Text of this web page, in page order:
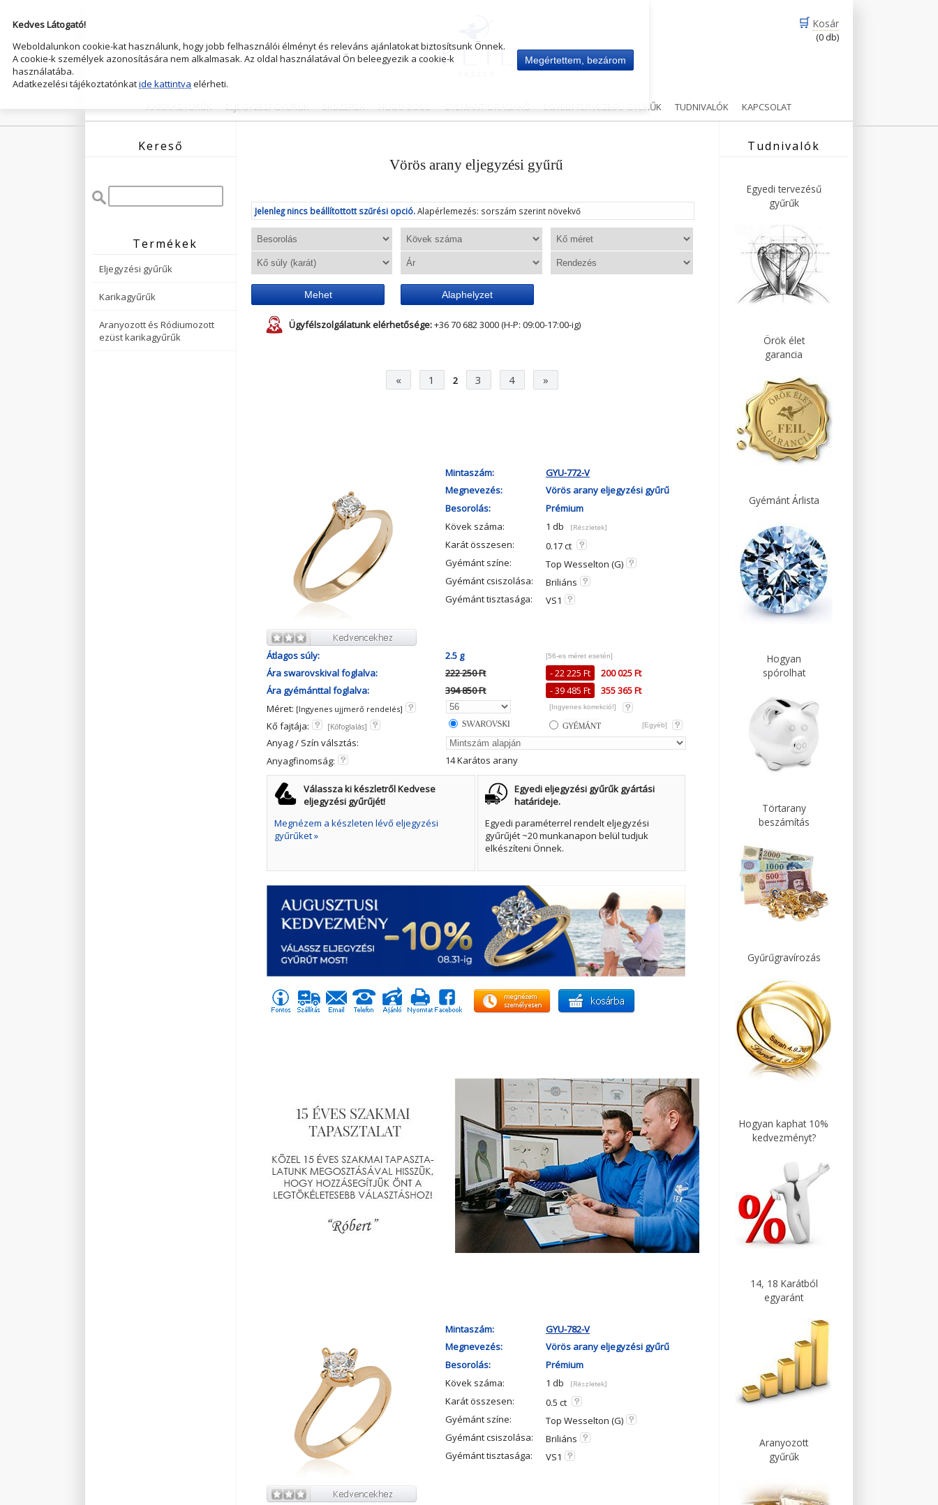
🛒 Kosár
(0 db)
KARIKAGYŰRŰK ELJEGYZESI GYŰRŰK ÉKSZEREK HUGO BOSS GYÉMÁNT-DRÁGAKŐ EGYEDI TERVEZÉSŰ GYŰRŰK TUDNIVALÓK KAPCSOLAT
Kereső
Termékek
Eljegyzési gyűrűk
Karikagyűrűk
Aranyozott és Ródiumozott
ezüst karikagyűrűk
Vörös arany eljegyzési gyűrű
Jelenleg nincs beállítottott szűrési opció.Alapérlemezés: sorszám szerint növekvő
Mehet Alaphelyzet
Ügyfélszolgálatunk elérhetősége:+36 70 682 3000 (H-P: 09:00-17:00-ig)
« 1 2 3 4 »
Mintaszám:
GYU-772-V
Megnevezés:
Vörös arany eljegyzési gyűrű
Besorolás:
Prémium
Kövek száma:
1 db [Részletek]
Karát összesen:
0.17 ct
Gyémánt színe:
Top Wesselton (G)
Gyémánt csiszolása:
Briliáns
Gyémánt tisztasága:
VS1
Átlagos súly: 2.5 g [56-es méret esetén]
Ára swarovskival foglalva: 222 250 Ft - 22 225 Ft
200 025 Ft
Ára gyémánttal foglalva:
394 850 Ft - 39 485 Ft
355 365 Ft
Méret: [Ingyenes ujjmerő rendelés] [Ingyenes korrekció!]
Kő fajtája: [Kőfoglalás] [Egyéb]
Anyag / Szín válsztás:
Anyagfinomság:
14 Karátos arany
Válassza ki készletről Kedvese
eljegyzési gyűrűjét!
Megnézem a készleten lévő eljegyzési
gyűrűket »
Egyedi eljegyzési gyűrűk gyártási
határideje.
Egyedi paraméterrel rendelt eljegyzési
gyűrűjét ~20 munkanapon belül tudjuk
elkészíteni Önnek.
Mintaszám:
GYU-782-V
Megnevezés:
Vörös arany eljegyzési gyűrű
Besorolás:
Prémium
Kövek száma:
1 db [Részletek]
Karát összesen:
0.5 ct
Gyémánt színe:
Top Wesselton (G)
Gyémánt csiszolása:
Briliáns
Gyémánt tisztasága:
VS1
Tudnivalók
Egyedi tervezésű
gyűrűk
Örök élet
garancia
Gyémánt Árlista
Hogyan
spórolhat
Törtarany
beszámítás
Gyűrűgravírozás
Hogyan kaphat 10%
kedvezményt?
14, 18 Karátból
egyaránt
Aranyozott
gyűrűk
Kedves Látogató!
Weboldalunkon cookie-kat használunk, hogy jobb felhasználói élményt és releváns ajánlatokat biztosítsunk Önnek.
A cookie-k személyek azonosítására nem alkalmasak. Az oldal használatával Ön beleegyezik a cookie-k
használatába.
Adatkezelési tájékoztatónkatide kattintva elérheti.
Megértettem, bezárom